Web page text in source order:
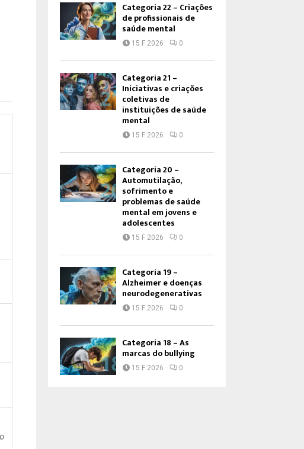
Categoria 22 – Criações
de profissionais de
saúde mental
15 F 2026 0
Categoria 21 –
Iniciativas e criações
coletivas de
instituições de saúde
mental
15 F 2026 0
Categoria 20 –
Automutilação,
sofrimento e
problemas de saúde
mental em jovens e
adolescentes
15 F 2026 0
Categoria 19 –
Alzheimer e doenças
neurodegenerativas
15 F 2026 0
Categoria 18 – As
marcas do bullying
15 F 2026 0